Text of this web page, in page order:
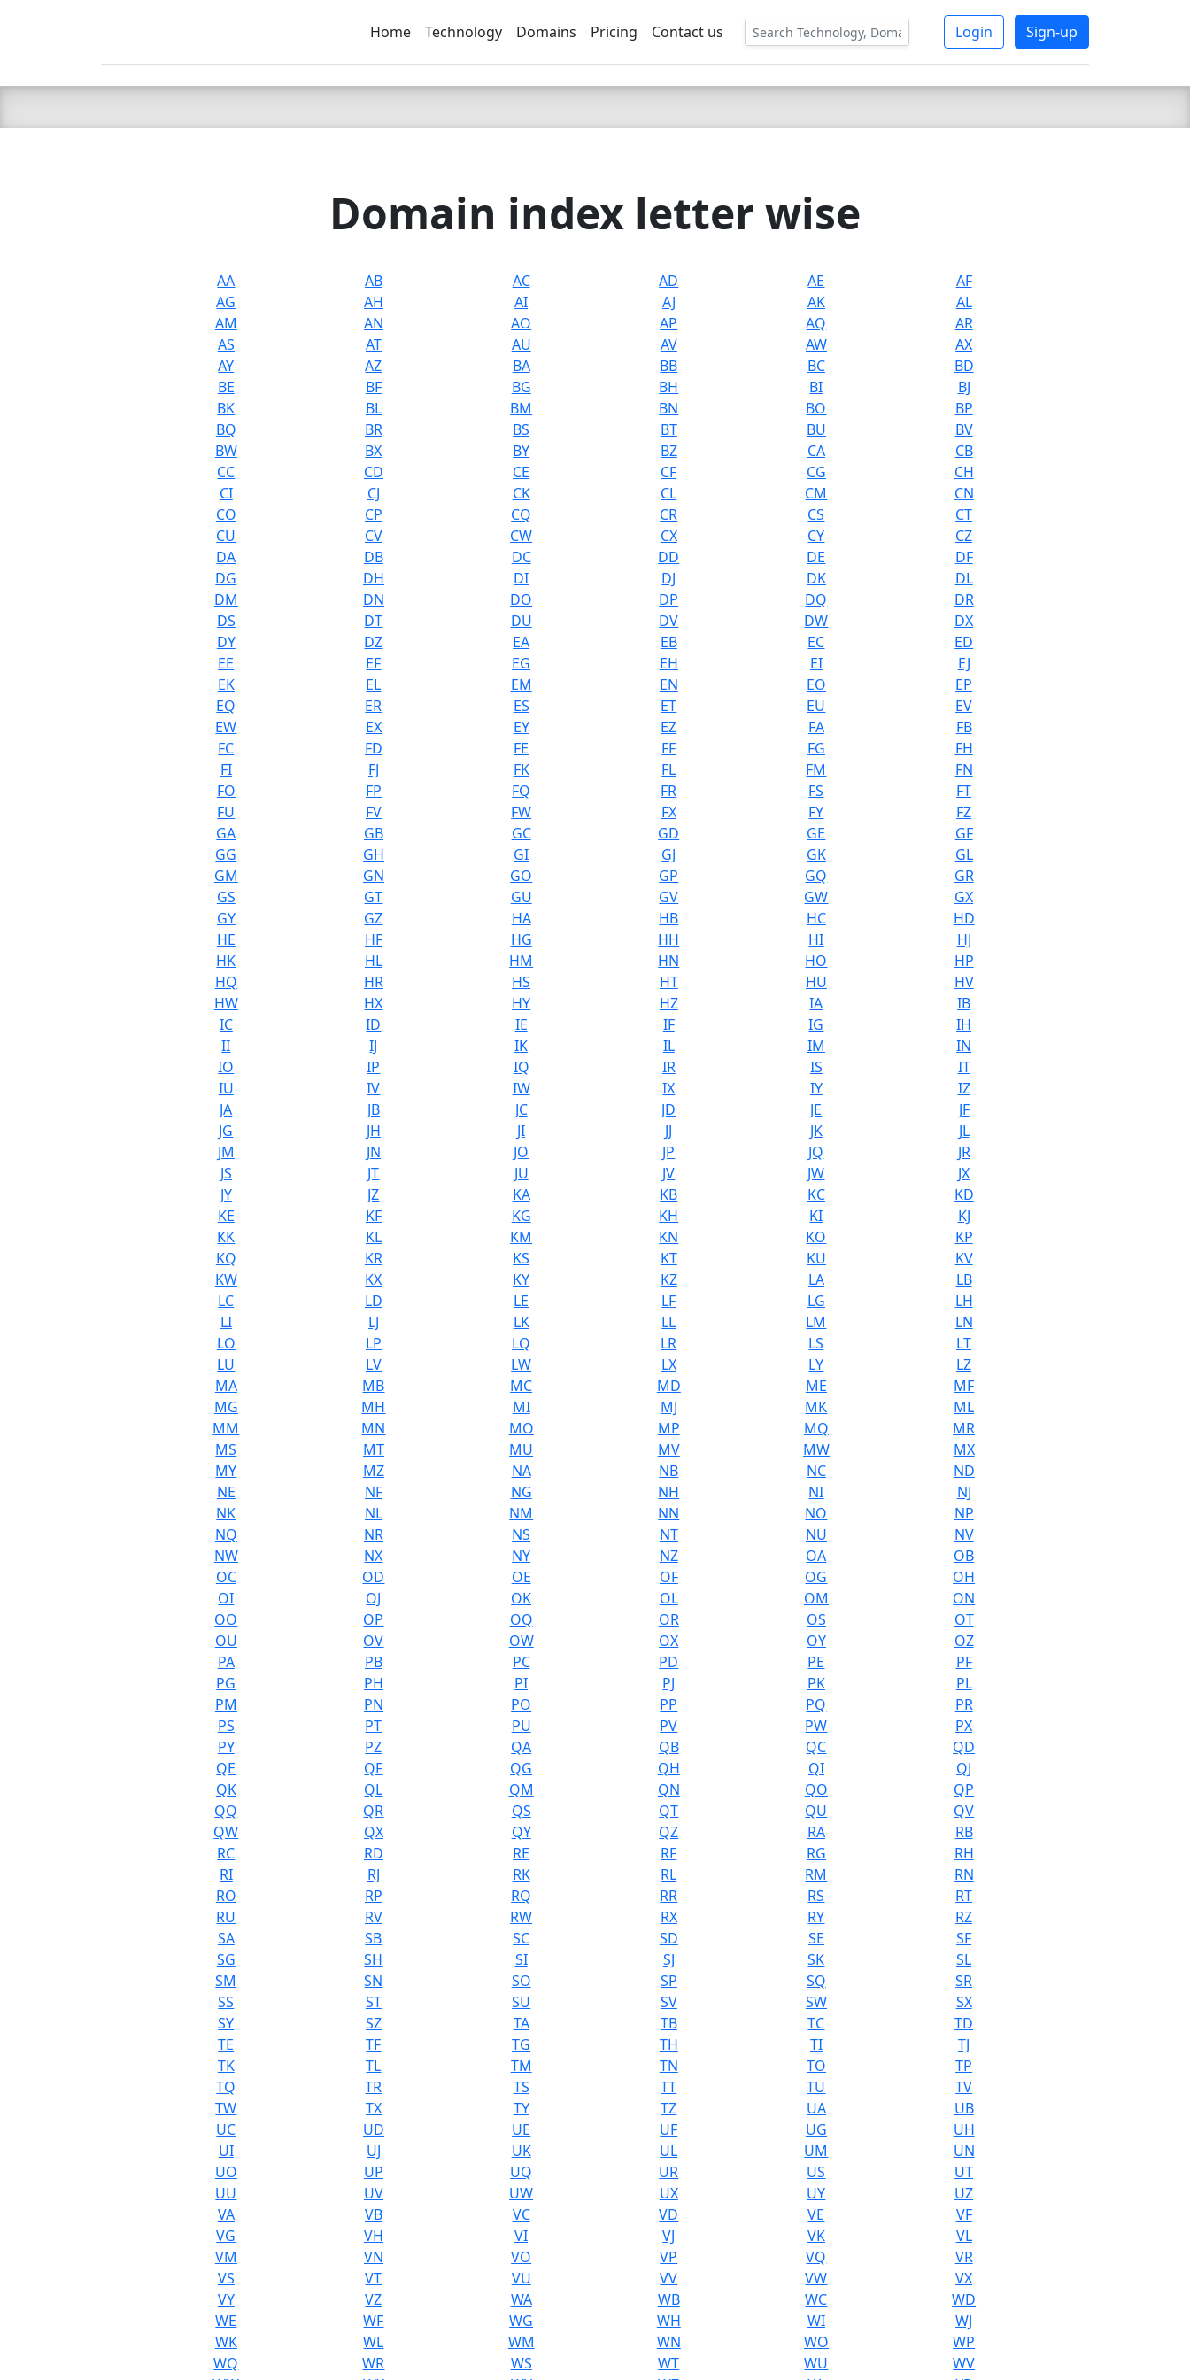
C LIEN TSBEE
Home Technology Domains Pricing Contact us Login Sign-up
Domain index letter wise
AA AB AC AD AE
AF
AG
AH AI AJ AK
AL
AM
AN AO AP AQ
AR
AS
AT AU AV AW
AX
AY
AZ BA BB BC
BD
BE
BF BG BH BI
BJ
BK
BL BM BN BO
BP
BQ
BR BS BT BU
BV
BW
BX BY BZ CA
CB
CC
CD CE CF CG
CH
CI
CJ CK CL CM
CN
CO
CP CQ CR CS
CT
CU
CV CW CX CY
CZ
DA
DB DC DD DE
DF
DG
DH DI DJ DK
DL
DM
DN DO DP DQ
DR
DS
DT DU DV DW
DX
DY
DZ EA EB EC
ED
EE
EF EG EH EI
EJ
EK
EL EM EN EO
EP
EQ
ER ES ET EU
EV
EW
EX EY EZ FA
FB
FC
FD FE FF FG
FH
FI
FJ FK FL FM
FN
FO
FP FQ FR FS
FT
FU
FV FW FX FY
FZ
GA
GB GC GD GE
GF
GG
GH GI GJ GK
GL
GM
GN GO GP GQ
GR
GS
GT GU GV GW
GX
GY
GZ HA HB HC
HD
HE
HF HG HH HI
HJ
HK
HL HM HN HO
HP
HQ
HR HS HT HU
HV
HW
HX HY HZ IA
IB
IC
ID IE IF IG
IH
II
IJ IK IL IM
IN
IO
IP IQ IR IS
IT
IU
IV IW IX IY
IZ
JA
JB JC JD JE
JF
JG
JH JI JJ JK
JL
JM
JN JO JP JQ
JR
JS
JT JU JV JW
JX
JY
JZ KA KB KC
KD
KE
KF KG KH KI
KJ
KK
KL KM KN KO
KP
KQ
KR KS KT KU
KV
KW
KX KY KZ LA
LB
LC
LD LE LF LG
LH
LI
LJ LK LL LM
LN
LO
LP LQ LR LS
LT
LU
LV LW LX LY
LZ
MA
MB MC MD ME
MF
MG
MH MI MJ MK
ML
MM
MN MO MP MQ
MR
MS
MT MU MV MW
MX
MY
MZ NA NB NC
ND
NE
NF NG NH NI
NJ
NK
NL NM NN NO
NP
NQ
NR NS NT NU
NV
NW
NX NY NZ OA
OB
OC
OD OE OF OG
OH
OI
OJ OK OL OM
ON
OO
OP OQ OR OS
OT
OU
OV OW OX OY
OZ
PA
PB PC PD PE
PF
PG
PH PI PJ PK
PL
PM
PN PO PP PQ
PR
PS
PT PU PV PW
PX
PY
PZ QA QB QC
QD
QE
QF QG QH QI
QJ
QK
QL QM QN QO
QP
QQ
QR QS QT QU
QV
QW
QX QY QZ RA
RB
RC
RD RE RF RG
RH
RI
RJ RK RL RM
RN
RO
RP RQ RR RS
RT
RU
RV RW RX RY
RZ
SA
SB SC SD SE
SF
SG
SH SI SJ SK
SL
SM
SN SO SP SQ
SR
SS
ST SU SV SW
SX
SY
SZ TA TB TC
TD
TE
TF TG TH TI
TJ
TK
TL TM TN TO
TP
TQ
TR TS TT TU
TV
TW
TX TY TZ UA
UB
UC
UD UE UF UG
UH
UI
UJ UK UL UM
UN
UO
UP UQ UR US
UT
UU
UV UW UX UY
UZ
VA
VB VC VD VE
VF
VG
VH VI VJ VK
VL
VM
VN VO VP VQ
VR
VS
VT VU VV VW
VX
VY
VZ WA WB WC
WD
WE
WF WG WH WI
WJ
WK
WL WM WN WO
WP
WQ
WR WS WT WU
WV